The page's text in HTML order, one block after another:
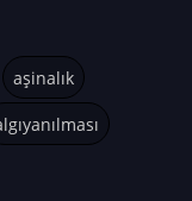
aşinalık